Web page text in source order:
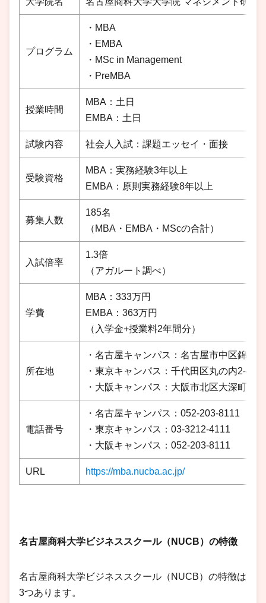
プログラム
・MBA
・EMBA
・MSc in Management
・PreMBA
授業時間
MBA：土日
EMBA：土日
試験内容 社会人入試：課題エッセイ・面接
受験資格
MBA：実務経験3年以上
EMBA：原則実務経験8年以上
募集人数
185名
（MBA・EMBA・MScの合計）
入試倍率
1.3倍
（アガルート調べ）
学費
MBA：333万円
EMBA：363万円
（入学金+授業料2年間分）
所在地
・名古屋キャンパス：名古屋市中区錦1-3-
・東京キャンパス：千代田区丸の内2-4-1
・大阪キャンパス：大阪市北区大深町3-
電話番号
・名古屋キャンパス：052-203-8111
・東京キャンパス：03-3212-4111
・大阪キャンパス：052-203-8111
URL https://mba.nucba.ac.jp/
名古屋商科大学ビジネススクール（NUCB）の特徴
名古屋商科大学ビジネススクール（NUCB）の特徴は
3つあります。